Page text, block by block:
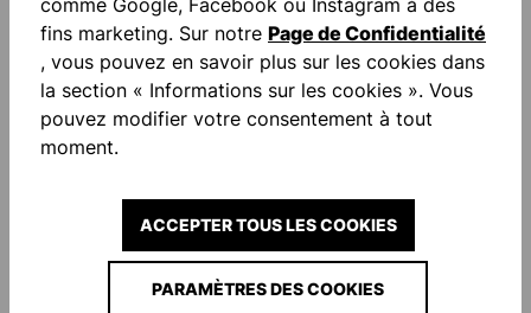
-70 %
UHLSPORT SUPER RESIST+
80,00 €* (économie
-70 %
GARDIEN
13,50 €* 45,00 €*
de 70%)
fins marketing. Sur notre Page de Confidentialité
, vous pouvez en savoir plus sur les cookies dans
la section « Informations sur les cookies ». Vous
pouvez modifier votre consentement à tout
moment.
PARAMÈTRES DES COOKIES
ACCEPTER TOUS LES COOKIES